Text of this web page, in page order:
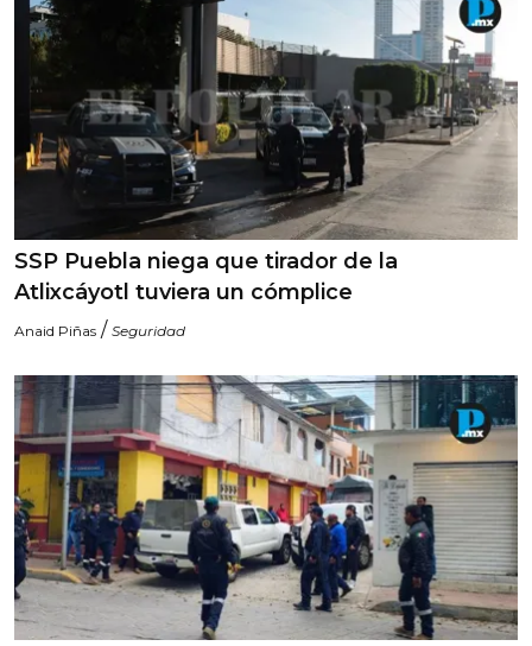
SSP Puebla niega que tirador de la
Atlixcáyotl tuviera un cómplice
Anaid Piñas / Seguridad